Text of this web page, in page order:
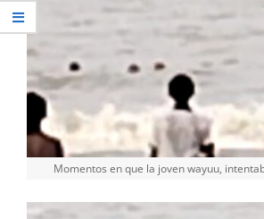
Momentos en que la joven wayuu,